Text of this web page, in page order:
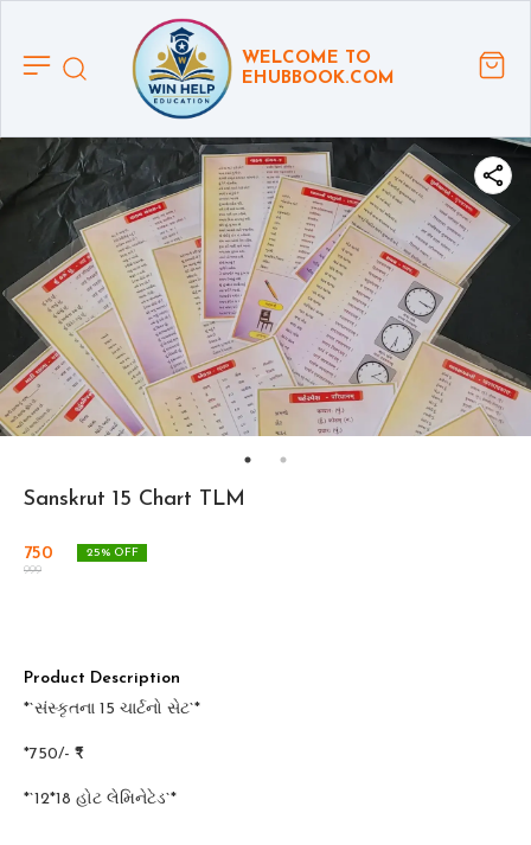
WELCOME TO
EHUBBOOK.COM
Sanskrut 15 Chart TLM
750
999
25% OFF
Product Description
*`સંસ્કૃતના 15 ચાર્ટનો સેટ`*
*750/- ₹*
*`12*18 હોટ લેમિનેટેડ`*